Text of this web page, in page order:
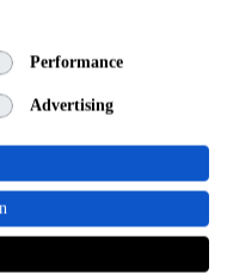
Performance
Advertising